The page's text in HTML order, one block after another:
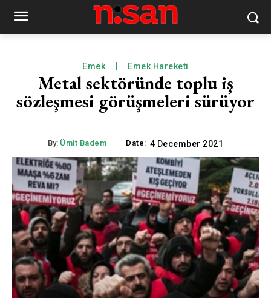
Emek Emek Hareketi
Metal sektöründe toplu iş
sözleşmesi görüşmeleri sürüyor
By: Ümit Badem Date: 4 December 2021